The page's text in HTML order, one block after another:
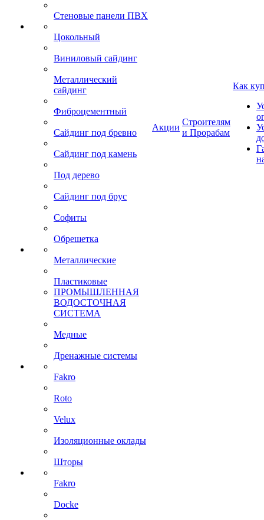
Стеновые панели ПВХ
Цокольный
Виниловый сайдинг
Металлический
сайдинг
Фиброцементный
Сайдинг под бревно
Сайдинг под камень
Под дерево
Сайдинг под брус
Софиты
Обрешетка
Металлические
Пластиковые
ПРОМЫШЛЕННАЯ
ВОДОСТОЧНАЯ
СИСТЕМА
Медные
Дренажные системы
Fakro
Roto
Velux
Изоляционные оклады
Шторы
Fakro
Docke
Акции
Строителям
и Прорабам
Как